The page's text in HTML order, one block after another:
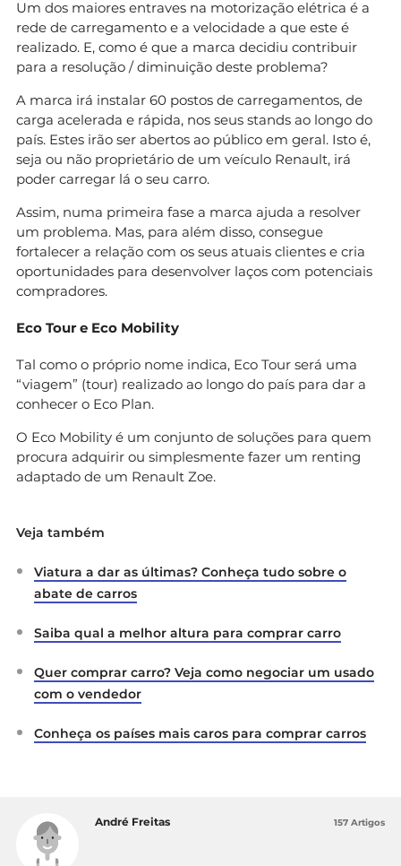
Um dos maiores entraves na motorização elétrica é a
rede de carregamento e a velocidade a que este é
realizado. E, como é que a marca decidiu contribuir
para a resolução / diminuição deste problema?
A marca irá instalar 60 postos de carregamentos, de
carga acelerada e rápida, nos seus stands ao longo do
país. Estes irão ser abertos ao público em geral. Isto é,
seja ou não proprietário de um veículo Renault, irá
poder carregar lá o seu carro.
Assim, numa primeira fase a marca ajuda a resolver
um problema. Mas, para além disso, consegue
fortalecer a relação com os seus atuais clientes e cria
oportunidades para desenvolver laços com potenciais
compradores.
Eco Tour e Eco Mobility
Tal como o próprio nome indica, Eco Tour será uma
“viagem” (tour) realizado ao longo do país para dar a
conhecer o Eco Plan.
O Eco Mobility é um conjunto de soluções para quem
procura adquirir ou simplesmente fazer um renting
adaptado de um Renault Zoe.
Veja também
Viatura a dar as últimas? Conheça tudo sobre o
abate de carros
Saiba qual a melhor altura para comprar carro
Quer comprar carro? Veja como negociar um usado
com o vendedor
Conheça os países mais caros para comprar carros
André Freitas 157 Artigos